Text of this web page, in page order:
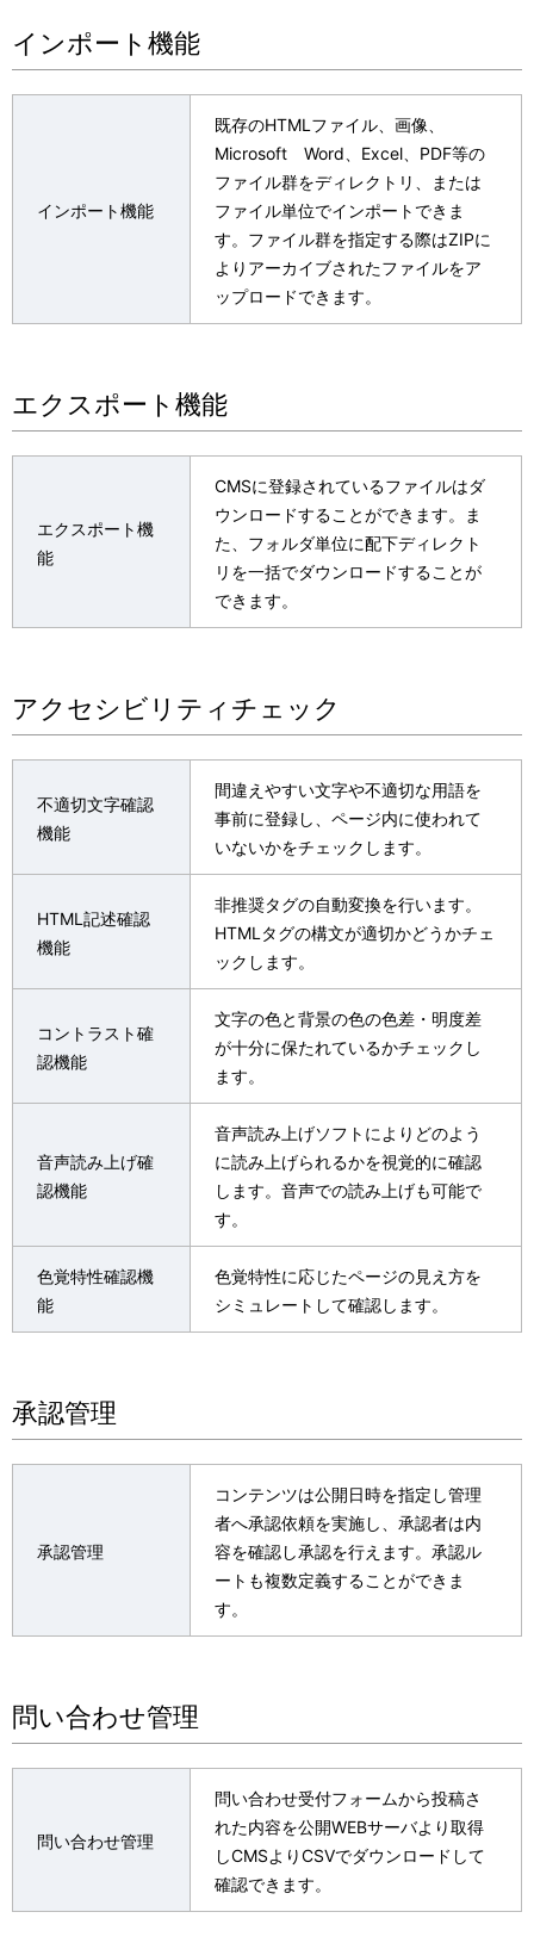
インポート機能
インポート機能
既存のHTMLファイル、画像、
Microsoft Word、Excel、PDF等の
ファイル群をディレクトリ、または
ファイル単位でインポートできま
す。ファイル群を指定する際はZIPに
よりアーカイブされたファイルをア
ップロードできます。
エクスポート機能
エクスポート機
能
CMSに登録されているファイルはダ
ウンロードすることができます。ま
た、フォルダ単位に配下ディレクト
リを一括でダウンロードすることが
できます。
アクセシビリティチェック
不適切文字確認
機能
間違えやすい文字や不適切な用語を
事前に登録し、ページ内に使われて
いないかをチェックします。
HTML記述確認
機能
非推奨タグの自動変換を行います。
HTMLタグの構文が適切かどうかチェ
ックします。
コントラスト確
認機能
文字の色と背景の色の色差・明度差
が十分に保たれているかチェックし
ます。
音声読み上げ確
認機能
音声読み上げソフトによりどのよう
に読み上げられるかを視覚的に確認
します。音声での読み上げも可能で
す。
色覚特性確認機
能
色覚特性に応じたページの見え方を
シミュレートして確認します。
承認管理
承認管理
コンテンツは公開日時を指定し管理
者へ承認依頼を実施し、承認者は内
容を確認し承認を行えます。承認ル
ートも複数定義することができま
す。
問い合わせ管理
問い合わせ管理
問い合わせ受付フォームから投稿さ
れた内容を公開WEBサーバより取得
しCMSよりCSVでダウンロードして
確認できます。